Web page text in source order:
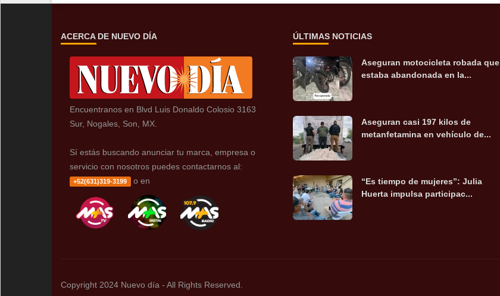
ACERCA DE NUEVO DÍA
Encuentranos en Blvd Luis Donaldo Colosio 3163
Sur, Nogales, Son, MX.
Sí estás buscando anunciar tu marca, empresa o
servicio con nosotros puedes contactarnos al:
+52(631)319-3199 o en
ÚLTIMAS NOTICIAS
Aseguran motocicleta robada que
estaba abandonada en la...
Aseguran casi 197 kilos de
metanfetamina en vehículo de...
“Es tiempo de mujeres”: Julia
Huerta impulsa participac...
Copyright 2024 Nuevo día - All Rights Reserved.